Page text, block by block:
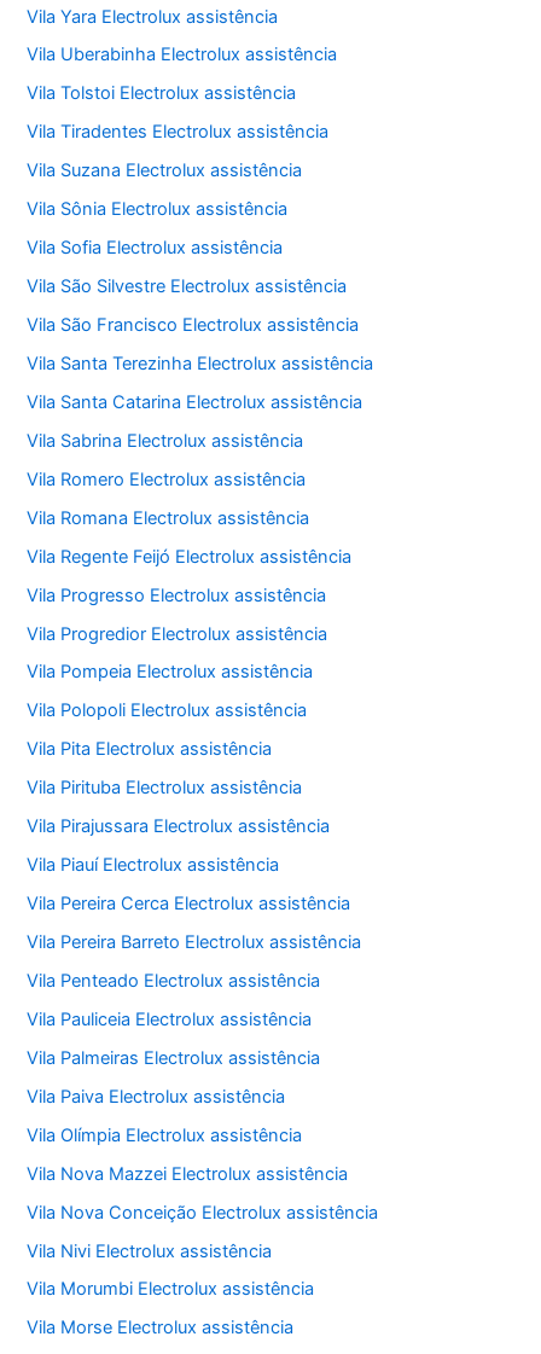
Vila Yara Electrolux assistência
Vila Uberabinha Electrolux assistência
Vila Tolstoi Electrolux assistência
Vila Tiradentes Electrolux assistência
Vila Suzana Electrolux assistência
Vila Sônia Electrolux assistência
Vila Sofia Electrolux assistência
Vila São Silvestre Electrolux assistência
Vila São Francisco Electrolux assistência
Vila Santa Terezinha Electrolux assistência
Vila Santa Catarina Electrolux assistência
Vila Sabrina Electrolux assistência
Vila Romero Electrolux assistência
Vila Romana Electrolux assistência
Vila Regente Feijó Electrolux assistência
Vila Progresso Electrolux assistência
Vila Progredior Electrolux assistência
Vila Pompeia Electrolux assistência
Vila Polopoli Electrolux assistência
Vila Pita Electrolux assistência
Vila Pirituba Electrolux assistência
Vila Pirajussara Electrolux assistência
Vila Piauí Electrolux assistência
Vila Pereira Cerca Electrolux assistência
Vila Pereira Barreto Electrolux assistência
Vila Penteado Electrolux assistência
Vila Pauliceia Electrolux assistência
Vila Palmeiras Electrolux assistência
Vila Paiva Electrolux assistência
Vila Olímpia Electrolux assistência
Vila Nova Mazzei Electrolux assistência
Vila Nova Conceição Electrolux assistência
Vila Nivi Electrolux assistência
Vila Morumbi Electrolux assistência
Vila Morse Electrolux assistência